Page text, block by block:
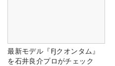
最新モデル『FJクオンタム』
を石井良介プロがチェック